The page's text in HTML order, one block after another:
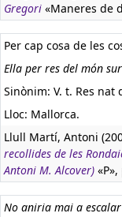
Gregori «Maneres de
Per cap cosa de les
Ella per res del món
Sinònim: V. t. Res nat
Lloc: Mallorca.
Llull Martí, Antoni
recollides de les
Antoni M. Alcover)
No aniria mai a